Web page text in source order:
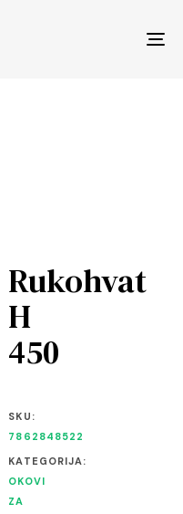
Rukohvat
H
450
SKU:
7862848522
KATEGORIJA:
OKOVI
ZA